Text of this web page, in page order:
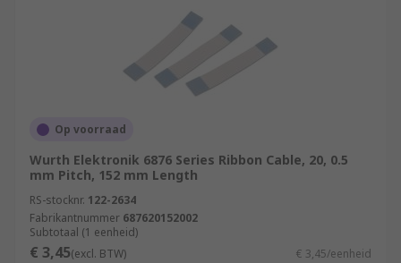
Op voorraad
Wurth Elektronik 6876 Series Ribbon Cable, 20, 0.5
mm Pitch, 152 mm Length
RS-stocknr. 122-2634
Fabrikantnummer 687620152002
Subtotaal (1 eenheid)
€ 3,45(excl. BTW) € 3,45/eenheid